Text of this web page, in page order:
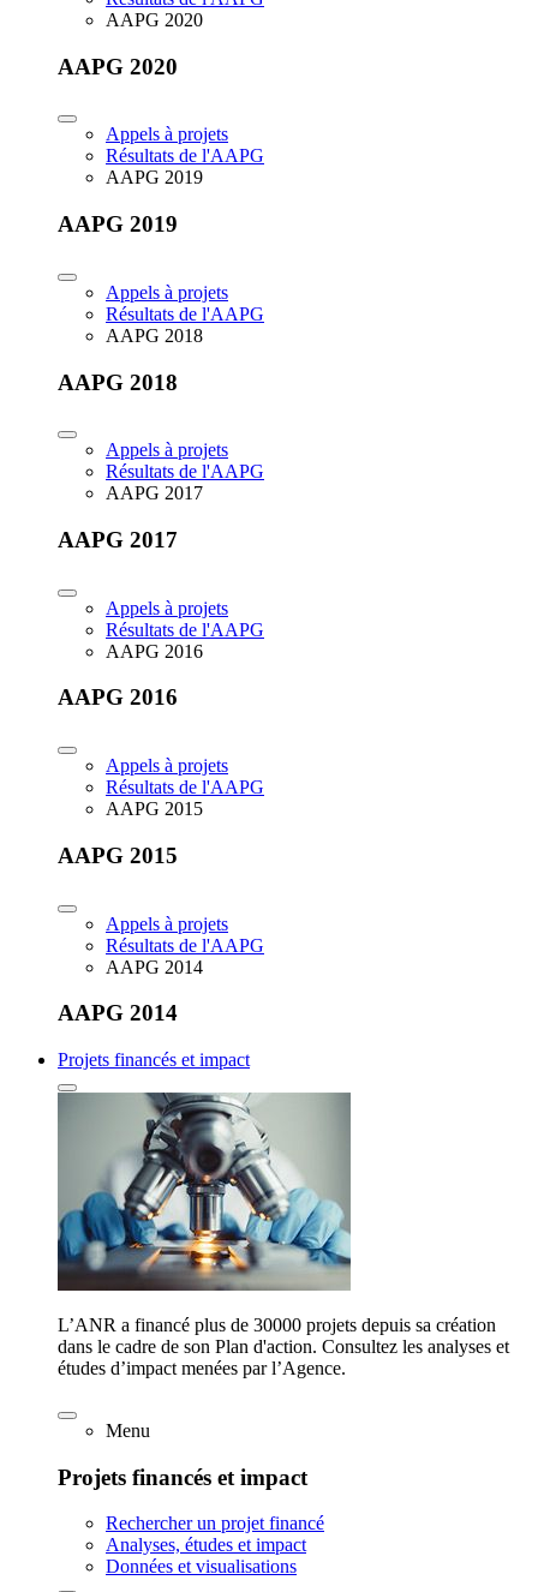
AAPG 2020
AAPG 2020
Appels à projets
Résultats de l'AAPG
AAPG 2019
AAPG 2019
Appels à projets
Résultats de l'AAPG
AAPG 2018
AAPG 2018
Appels à projets
Résultats de l'AAPG
AAPG 2017
AAPG 2017
Appels à projets
Résultats de l'AAPG
AAPG 2016
AAPG 2016
Appels à projets
Résultats de l'AAPG
AAPG 2015
AAPG 2015
Appels à projets
Résultats de l'AAPG
AAPG 2014
AAPG 2014
Projets financés et impact
L’ANR a financé plus de 30000 projets depuis sa création
dans le cadre de son Plan d'action. Consultez les analyses et
études d’impact menées par l’Agence.
Menu
Projets financés et impact
Rechercher un projet financé
Analyses, études et impact
Données et visualisations